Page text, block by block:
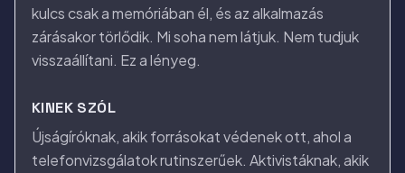
kulcs csak a memóriában él, és az alkalmazás
zárásakor törlődik. Mi soha nem látjuk. Nem tudjuk
visszaállítani. Ez a lényeg.
KINEK SZÓL
Újságíróknak, akik forrásokat védenek ott, ahol a
telefonvizsgálatok rutinszerűek. Aktivistáknak, akik